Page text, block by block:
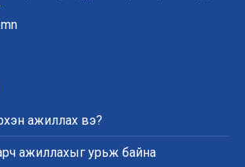
ажиллах вэ?
ажиллахыг урьж байна